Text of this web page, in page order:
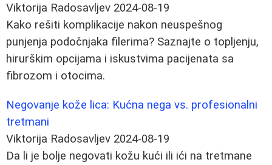
Viktorija Radosavljev 2024-08-19
Kako rešiti komplikacije nakon neuspešnog
punjenja podočnjaka filerima? Saznajte o topljenju,
hirurškim opcijama i iskustvima pacijenata sa
fibrozom i otocima.
Negovanje kože lica: Kućna nega vs. profesionalni
tretmani
Viktorija Radosavljev 2024-08-19
Da li je bolje negovati kožu kući ili ići na tretmane